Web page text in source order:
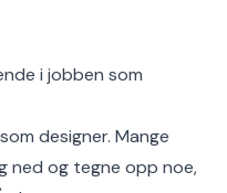
i jobben som
designer. Mange
ned og tegne opp noe,